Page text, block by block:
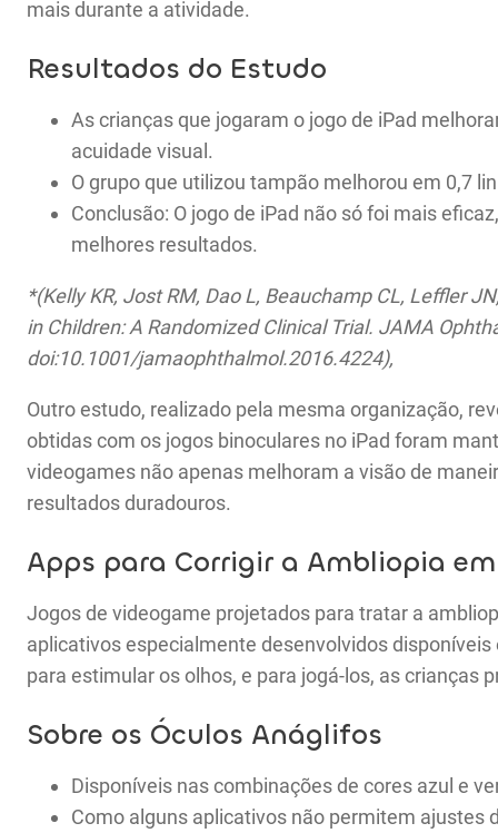
mais durante a atividade.
Resultados do Estudo
As crianças que jogaram o jogo de iPad
acuidade visual.
O grupo que utilizou tampão melhorou em 0,7
Conclusão: O jogo de iPad não só foi mais
melhores resultados.
*(Kelly KR, Jost RM, Dao L, Beauchamp CL, Leffler
in Children: A Randomized Clinical Trial. JAMA
doi:10.1001/jamaophthalmol.2016.4224),
Outro estudo, realizado pela mesma organização,
obtidas com os jogos binoculares no iPad foram
videogames não apenas melhoram a visão de
resultados duradouros.
Apps para Corrigir a Ambliopia
Jogos de videogame projetados para tratar a
aplicativos especialmente desenvolvidos
para estimular os olhos, e para jogá-los, as crianças
Sobre os Óculos Anáglifos
Disponíveis nas combinações de cores azul e
Como alguns aplicativos não permitem ajustes